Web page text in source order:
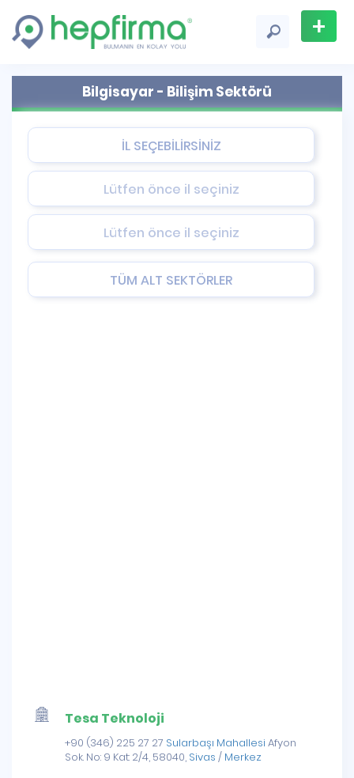
+
Bilgisayar - Bilişim Sektörü
Tesa Teknoloji
+90 (346) 225 27 27 Sularbaşı Mahallesi Afyon
Sok. No: 9 Kat: 2/4, 58040, Sivas / Merkez